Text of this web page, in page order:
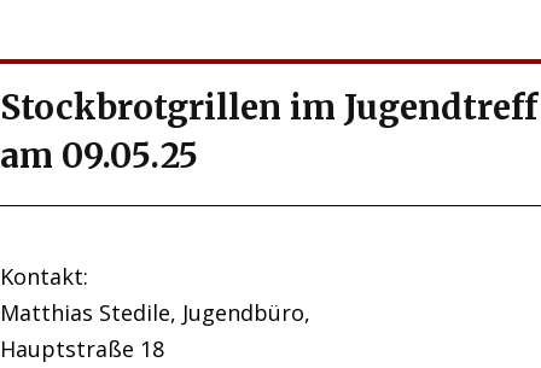
Stockbrotgrillen im Jugendtreff
am 09.05.25
Kontakt:
Matthias Stedile, Jugendbüro,
Hauptstraße 18